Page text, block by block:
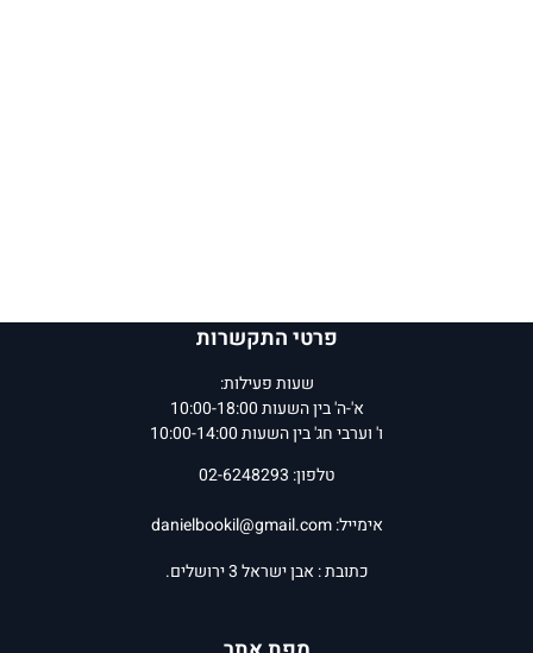
פרטי התקשרות
שעות פעילות:
א'-ה' בין השעות 10:00-18:00
ו' וערבי חג' בין השעות 10:00-14:00
טלפון: 02-6248293
אימייל:danielbookil@gmail.com
כתובת : אבן ישראל 3 ירושלים.